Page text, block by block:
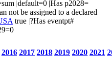
|default=0 |Has p2028=
not be assigned to a declared
true |?Has eventpt#
2016 2017 2018 2019 2020 2021